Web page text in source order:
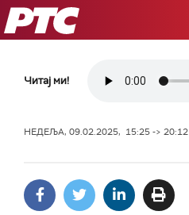
РТС
Читај ми!
НЕДЕЉА, 09.02.2025, 15:25 -> 20:12